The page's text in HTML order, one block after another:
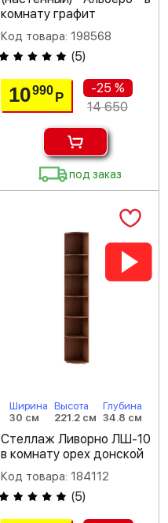
комнату графит
Код товара: 198568
(5)
10990 Р
-25 %
14 650
под заказ
Ширина
30 см
Высота
221.2 см
Глубина
34.8 см
Стеллаж Ливорно ЛШ-10
в комнату орех донской
Код товара: 184112
(5)